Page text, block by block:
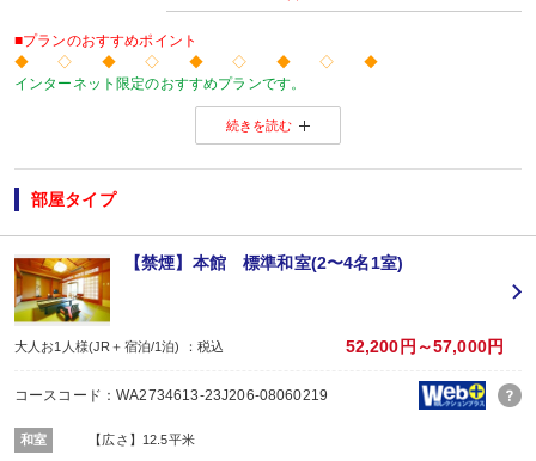
■プランのおすすめポイント
◆ ◇ ◆ ◇ ◆ ◇ ◆ ◇ ◆
インターネット限定のおすすめプランです。
温泉旅館から市内のホテルまで人気のお宿をご用意！
※店頭・電話・メールでのお問合せや申込みは出来ません。
◆ ◇ ◆ ◇ ◆ ◇ ◆ ◇ ◆
【おたのしみメニュー】
・貸切風呂1部屋・45分1,100円（税込）にてご利用ＯＫ
※チェックイン時先着順
※先着順のため、ご利用いただけない場合があります。
■夕食
場所:
その他（合同会食場 本館７階「りんどう」）
内容:
地元産の食材を使用した和会席膳
■朝食
場所:
宴会場（７Ｆりんどう）
続きを読む
部屋タイプ
【禁煙】本館 標準和室(2〜4名1室)
大人お1人様(JR＋宿泊/1泊) ：税込 52,200円～57,000円
コースコード：WA2734613-23J206-08060219
和室 【広さ】12.5平米